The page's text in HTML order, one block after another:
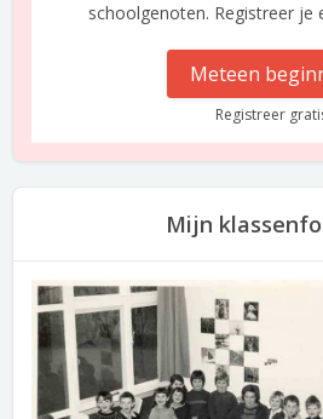
schoolgenoten. Registreer je
Meteen
Registreer
Mijn